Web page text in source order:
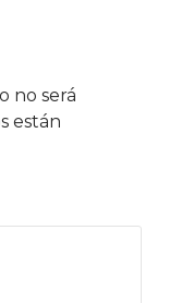
no será
están